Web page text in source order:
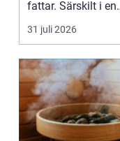
fattar. Särskilt i en
företagsintensi...
31 juli 2026